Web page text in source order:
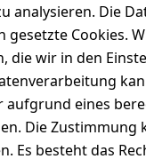
analysieren. Die
Cookies.
die wir in den
aufgrund eines
Die Zustimmung
Es besteht das